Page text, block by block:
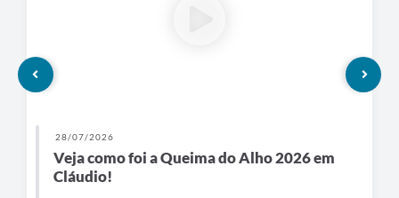
28/07/2026
Veja como foi a Queima do Alho 2026 em
Cláudio!